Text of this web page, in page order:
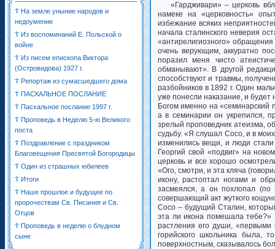
На земле уныние народов и
недоумение
Из воспоминаний Е. Польской о
войне
Из писем епископа Виктора
(Островидова) 1927 г.
Репортаж из сумасшедшего дома
ПАСХАЛЬНОЕ ПОСЛАНИЕ
Пасхальное послание 1997 г.
Проповедь в Неделю 5-ю Великого
поста
Поздравление с праздником
Благовещения Пресвятой Богородицы
Один из страшных юбилеев
Итоги
Наше прошлое и будущее по
пророчествам Св. Писания и Св.
Отцов
Проповедь в неделю о блудном
сыне
«Гардживари» – церковь
намеке на «церковность»
избежание всяких
начала сталинского неверия
«антирелигиозного»
очень верующим, аккуратно
поразил меня чисто
обманывают». В другой
способствуют и травмы,
разбойников в 1892 г. Один
уже понесли наказание, и будет
Богом именно на «семинарский
а в семинарии он укрепился,
зрелый проповедник атеизма,
судьбу. «Я слушал Сосо, и в
изменились вещи, и люди
Георгий свой «подвиг» на
церковь и все хорошо
«Ого, смотри, и эта кляча
икону, растоптал ногами и
засмеялся, а он похлопал (по
совершающий акт жуткого
Сосо – будущий Сталин,
эта ли икона помешала тебе?»
растления его души, «первыми
горийского школьника была,
поверхностным, сказывалось